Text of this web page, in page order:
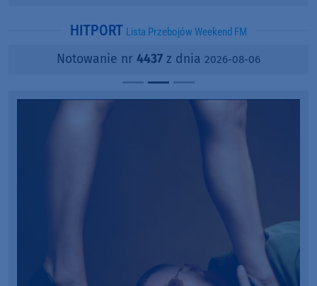
HITPORT Lista Przebojów Weekend FM
Notowanie nr 4437 z dnia 2026-08-06